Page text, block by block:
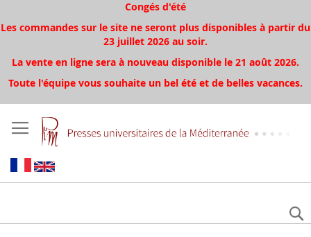
Congés d'été
Les commandes sur le site ne seront plus disponibles à partir du
23 juillet 2026 au soir.
La vente en ligne sera à nouveau disponible le 21 août 2026.
Toute l'équipe vous souhaite un bel été et de belles vacances.